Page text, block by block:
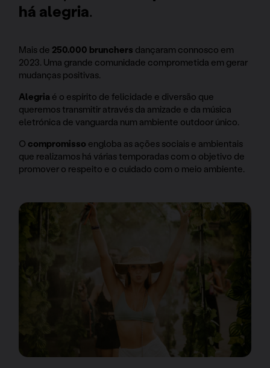
há alegria.
Mais de 250.000 brunchers dançaram connosco em
2023. Uma grande comunidade comprometida em gerar
mudanças positivas.
Alegria é o espírito de felicidade e diversão que
queremos transmitir através da amizade e da música
eletrónica de vanguarda num ambiente outdoor único.
O compromisso engloba as ações sociais e ambientais
que realizamos há várias temporadas com o objetivo de
promover o respeito e o cuidado com o meio ambiente.